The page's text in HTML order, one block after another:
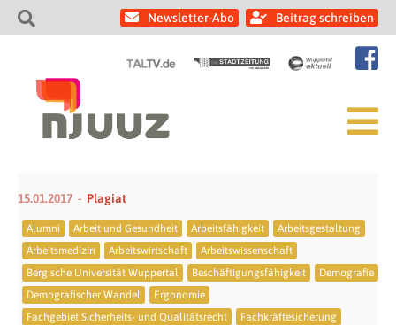
Newsletter-Abo Beitrag schreiben
15.01.2017 Plagiat
Alumni Arbeit und Gesundheit Arbeitsfähigkeit
Arbeitsgestaltung
Arbeitsmedizin
Arbeitswirtschaft
Arbeitswissenschaft
Bergische Universität Wuppertal
Beschäftigungsfähigkeit
Demografie
Demografischer Wandel
Ergonomie
Fachgebiet Sicherheits- und Qualitätsrecht
Fachkräftesicherung